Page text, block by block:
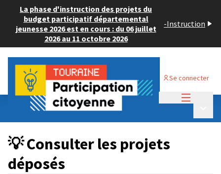
La phase d'instruction des projets du
budget participatif départemental
jeunesse 2026 est en cours : du 06 juillet
2026 au 11 octobre 2026
-Instruction
Se connecter
Budget Participatif JEUNESSE 2024
💡 Consulter les projets déposés
💡 Consulter les projets
déposés